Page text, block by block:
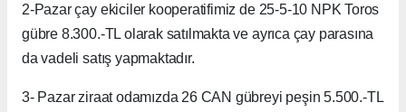
2-Pazar çay ekiciler kooperatifimiz de 25-5-10 NPK Toros
gübre 8.300.-TL olarak satılmakta ve ayrıca çay parasına
da vadeli satış yapmaktadır.
3- Pazar ziraat odamızda 26 CAN gübreyi peşin 5.500.-TL